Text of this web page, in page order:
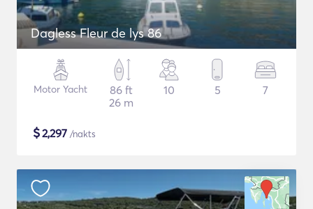
Dagless Fleur de lys 86
Motor Yacht
86 ft
26 m
10 5 7
$2,297 /nakts